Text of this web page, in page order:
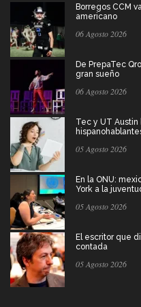
Borregos CCM
americano
06 Agosto 2026
De PrepaTec
gran sueño
06 Agosto 2026
Tec y UT Austin
05 Agosto 2026
En la ONU:
York a la
05 Agosto 2026
El escritor que
contada
05 Agosto 2026